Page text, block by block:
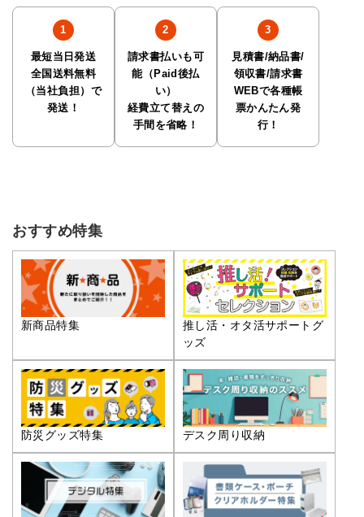
最短当日発送
全国送料無料
（当社負担）で
発送！
請求書払いも可
能（Paid後払
い）
経費立て替えの
手間を省略！
見積書/納品書/
領収書/請求書
WEBで各種帳
票かんたん発
行！
おすすめ特集
新商品特集
推し活・オタ活サポートグ
ッズ
防災グッズ特集 デスク周り収納